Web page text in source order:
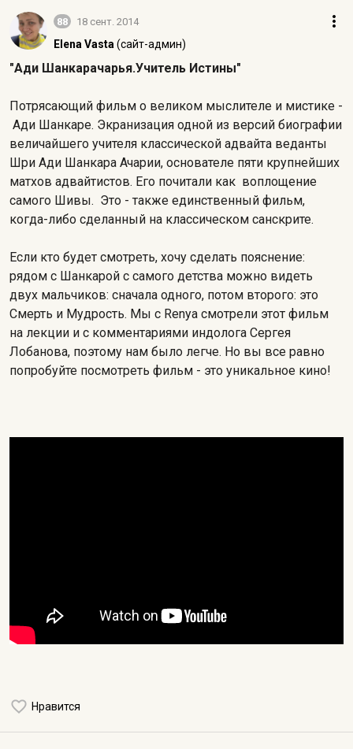
88 18 сент. 2014
Elena Vasta (сайт-админ)
"Ади Шанкарачарья.Учитель Истины"
Потрясающий фильм о великом мыслителе и мистике -
Ади Шанкаре. Экранизация одной из версий биографии
величайшего учителя классической адвайта веданты
Шри Ади Шанкара Ачарии, основателе пяти крупнейших
матхов адвайтистов. Его почитали как воплощение
самого Шивы. Это - также единственный фильм,
когда-либо сделанный на классическом санскрите.
Если кто будет смотреть, хочу сделать пояснение:
рядом с Шанкарой с самого детства можно видеть
двух мальчиков: сначала одного, потом второго: это
Смерть и Мудрость. Мы с Renya смотрели этот фильм
на лекции и с комментариями индолога Сергея
Лобанова, поэтому нам было легче. Но вы все равно
попробуйте посмотреть фильм - это уникальное кино!
Нравится